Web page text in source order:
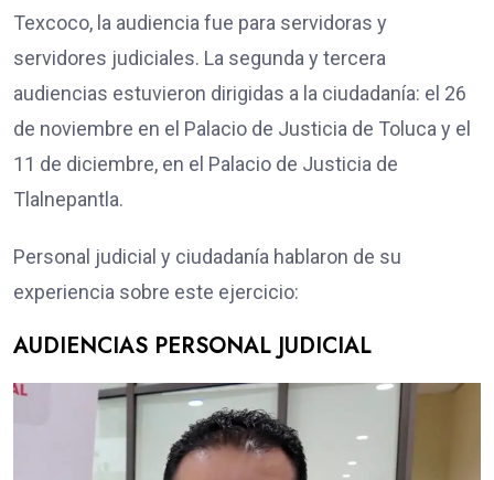
Texcoco, la audiencia fue para servidoras y
servidores judiciales. La segunda y tercera
audiencias estuvieron dirigidas a la ciudadanía: el 26
de noviembre en el Palacio de Justicia de Toluca y el
11 de diciembre, en el Palacio de Justicia de
Tlalnepantla.
Personal judicial y ciudadanía hablaron de su
experiencia sobre este ejercicio:
AUDIENCIAS PERSONAL JUDICIAL